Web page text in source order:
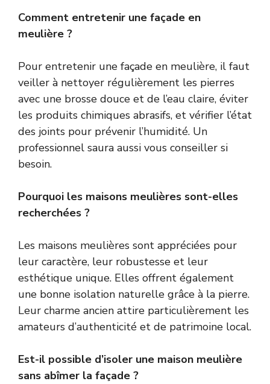
Comment entretenir une façade en
meulière ?
Pour entretenir une façade en meulière, il faut
veiller à nettoyer régulièrement les pierres
avec une brosse douce et de l’eau claire, éviter
les produits chimiques abrasifs, et vérifier l’état
des joints pour prévenir l’humidité. Un
professionnel saura aussi vous conseiller si
besoin.
Pourquoi les maisons meulières sont-elles
recherchées ?
Les maisons meulières sont appréciées pour
leur caractère, leur robustesse et leur
esthétique unique. Elles offrent également
une bonne isolation naturelle grâce à la pierre.
Leur charme ancien attire particulièrement les
amateurs d’authenticité et de patrimoine local.
Est-il possible d’isoler une maison meulière
sans abîmer la façade ?